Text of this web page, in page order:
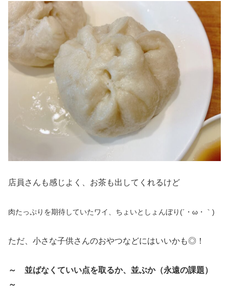
店員さんも感じよく、お茶も出してくれるけど
肉たっぷりを期待していたワイ、ちょいとしょんぼり(´・ω・｀)
ただ、小さな子供さんのおやつなどにはいいかも◎！
～ 並ばなくていい点を取るか、並ぶか（永遠の課題）
～